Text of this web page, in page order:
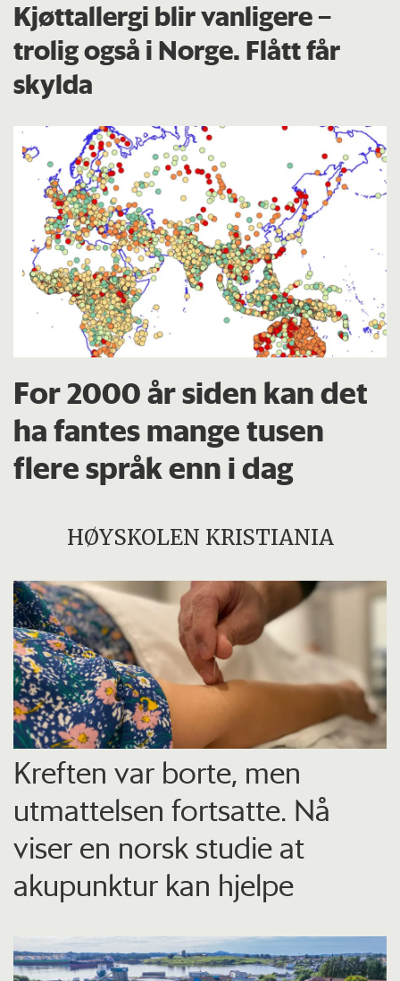
Kjøttallergi blir vanligere –
trolig også i Norge. Flått får
skylda
For 2000 år siden kan det
ha fantes mange tusen
flere språk enn i dag
HØYSKOLEN KRISTIANIA
Kreften var borte, men
utmattelsen fortsatte. Nå
viser en norsk studie at
akupunktur kan hjelpe